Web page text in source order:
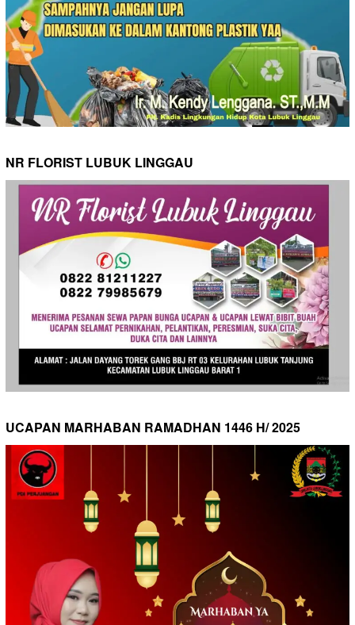
NR FLORIST LUBUK LINGGAU
UCAPAN MARHABAN RAMADHAN 1446 H/ 2025